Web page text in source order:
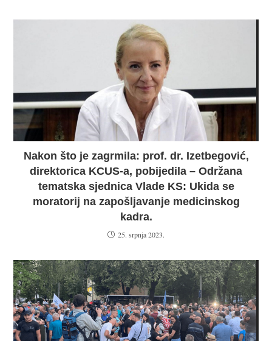
Nakon što je zagrmila: prof. dr. Izetbegović,
direktorica KCUS-a, pobijedila – Održana
tematska sjednica Vlade KS: Ukida se
moratorij na zapošljavanje medicinskog
kadra.
25. srpnja 2023.